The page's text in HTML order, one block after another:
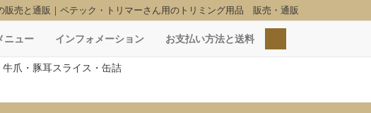
販売と通販｜ペテック・トリマーさん用のトリミング用品 販売・通販
ニュー インフォメーション お支払い方法と送料
検索
牛爪・豚耳スライス・缶詰